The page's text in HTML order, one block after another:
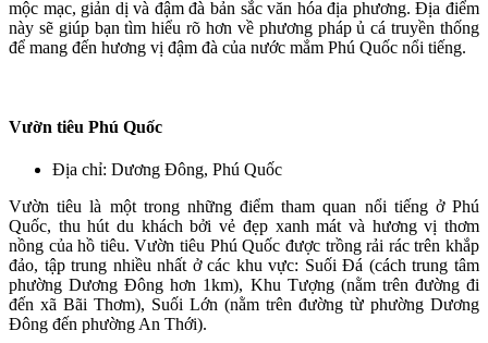
mộc mạc, giản dị và đậm đà bản sắc văn hóa địa phương. Địa điểm
này sẽ giúp bạn tìm hiểu rõ hơn về phương pháp ủ cá truyền thống
để mang đến hương vị đậm đà của nước mắm Phú Quốc nổi tiếng.
Vườn tiêu Phú Quốc
Địa chỉ: Dương Đông, Phú Quốc
Vườn tiêu là một trong những điểm tham quan nổi tiếng ở Phú
Quốc, thu hút du khách bởi vẻ đẹp xanh mát và hương vị thơm
nồng của hồ tiêu. Vườn tiêu Phú Quốc được trồng rải rác trên khắp
đảo, tập trung nhiều nhất ở các khu vực: Suối Đá (cách trung tâm
phường Dương Đông hơn 1km), Khu Tượng (nằm trên đường đi
đến xã Bãi Thơm), Suối Lớn (nằm trên đường từ phường Dương
Đông đến phường An Thới).